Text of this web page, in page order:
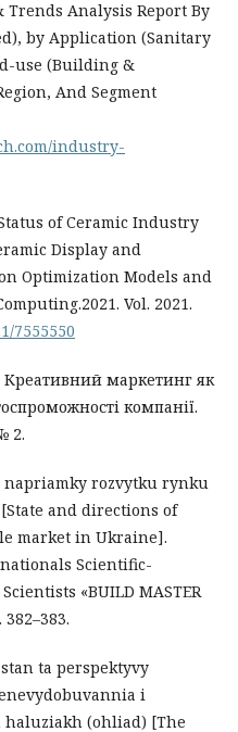
Trends Analysis Report By
by Application (Sanitary
use (Building &
And Segment
industry-
of Ceramic Industry
Display and
Optimization Models and
Vol. 2021.
7555550
Креативний маркетинг як
компанії.
2.
napriamky rozvytku rynku
and directions of
market in Ukraine].
Scientific-
«BUILD MASTER
ta perspektyvy
i
(ohliad) [The